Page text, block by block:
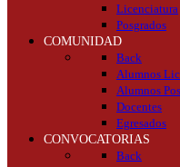
Licenciatura
Posgrados
COMUNIDAD
Back
Alumnos
Alumnos
Docentes
Egresados
CONVOCATORIAS
Back